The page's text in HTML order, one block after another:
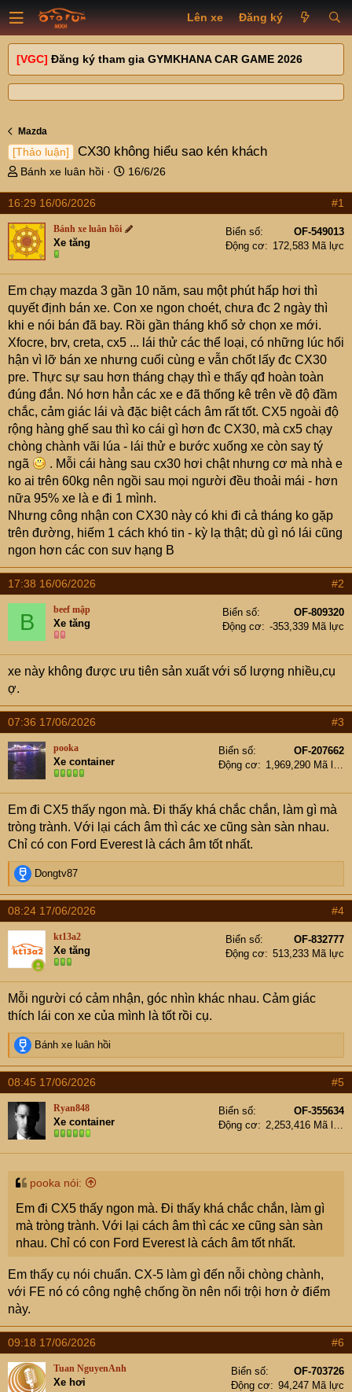
Lên xe Đăng ký
[VGC] Đăng ký tham gia GYMKHANA CAR GAME 2026
Mazda
[Thảo luận] CX30 không hiểu sao kén khách
T
r
e
a
d
s
t
a
r
t
e
r
Bánh xe luân hồi
N
y
g
16/6/26
16:29 16/06/2026 #1
Bánh xe luân hồi
Xe tăng
Biển số
OF-549013
Động cơ
172,583 Mã lực
Em chạy mazda 3 gần 10 năm, sau một phút hấp hơi thì
quyết định bán xe. Con xe ngon choét, chưa đc 2 ngày thì
khi e nói bán đã bay. Rồi gần tháng khổ sở chọn xe mới.
Xfocre, brv, creta, cx5 ... lái thử các thể loại, có những lúc hối
hận vì lỡ bán xe nhưng cuối cùng e vẫn chốt lấy đc CX30
pre. Thực sự sau hơn tháng chạy thì e thấy qđ hoàn toàn
đúng đắn. Nó hơn hẳn các xe e đã thống kê trên về độ đầm
chắc, cảm giác lái và đặc biệt cách âm rất tốt. CX5 ngoài độ
rộng hàng ghế sau thì ko cái gì hơn đc CX30, mà cx5 chạy
chòng chành vãi lúa - lái thử e bước xuống xe còn say tý
ngã
. Mỗi cái hàng sau cx30 hơi chật nhưng cơ mà nhà e
ko ai trên 60kg nên ngồi sau mọi người đều thoải mái - hơn
nữa 95% xe là e đi 1 mình.
Nhưng công nhận con CX30 này có khi đi cả tháng ko gặp
trên đường, hiếm 1 cách khó tin - kỳ lạ thật; dù gì nó lái cũng
ngon hơn các con suv hạng B
17:38 16/06/2026 #2
B beef mập
Xe tăng
Biển số
OF-809320
Động cơ
-353,339 Mã lực
xe này không được ưu tiên sản xuất với số lượng nhiều,cụ
ợ.
07:36 17/06/2026 #3
pooka
Xe container
Biển số
OF-207662
Động cơ
1,969,290 Mã lực
Em đi CX5 thấy ngon mà. Đi thấy khá chắc chắn, làm gì mà
tròng trành. Với lại cách âm thì các xe cũng sàn sàn nhau.
Chỉ có con Ford Everest là cách âm tốt nhất.
R
e
a
c
t
i
o
n
s
:
Dongtv87
08:24 17/06/2026 #4
kt13a2
Xe tăng
Biển số
OF-832777
Động cơ
513,233 Mã lực
Mỗi người có cảm nhận, góc nhìn khác nhau. Cảm giác
thích lái con xe của mình là tốt rồi cụ.
R
e
a
c
t
o
n
s
Bánh xe luân hồi
08:45 17/06/2026 #5
Ryan848
Xe container
Biển số
OF-355634
Động cơ
2,253,416 Mã lực
pooka nói:
Em đi CX5 thấy ngon mà. Đi thấy khá chắc chắn, làm gì
mà tròng trành. Với lại cách âm thì các xe cũng sàn sàn
nhau. Chỉ có con Ford Everest là cách âm tốt nhất.
Em thấy cụ nói chuẩn. CX-5 làm gì đến nỗi chòng chành,
với FE nó có công nghệ chống ồn nên nổi trội hơn ở điểm
này.
09:18 17/06/2026 #6
Tuan NguyenAnh
Xe hơi
Biển số
OF-703726
Động cơ
94,247 Mã lực